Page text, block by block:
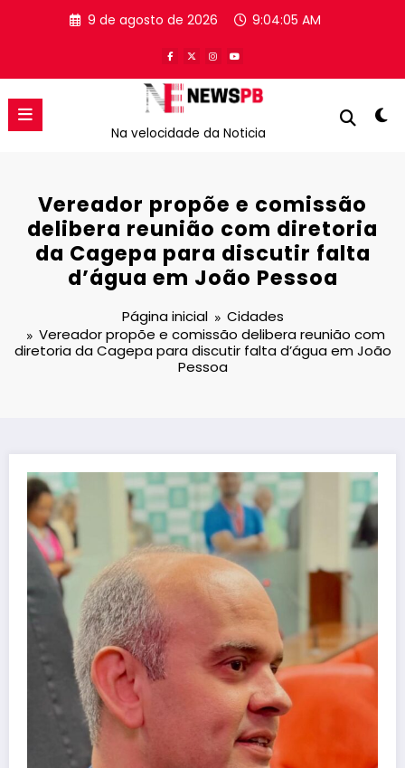
9 de agosto de 2026 9:04:06 AM
Na velocidade da Noticia
Vereador propõe e comissão
delibera reunião com diretoria
da Cagepa para discutir falta
d’água em João Pessoa
Página inicial
Cidades
Vereador propõe e comissão delibera reunião com
diretoria da Cagepa para discutir falta d’água em João
Pessoa